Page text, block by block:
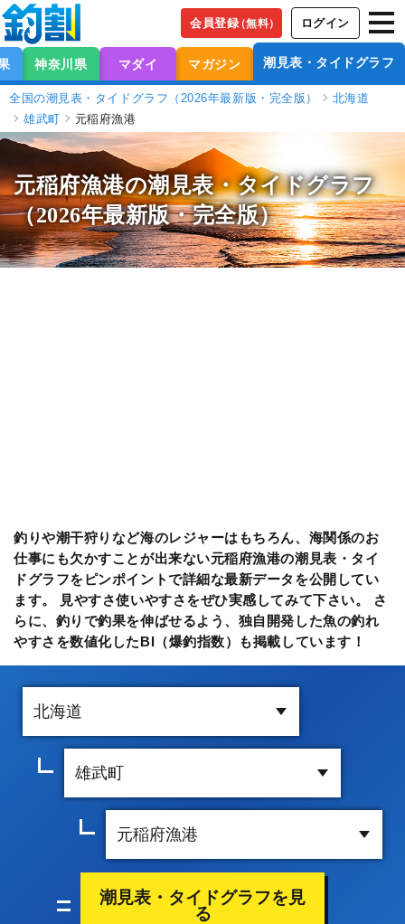
会員登録（無料） ログイン
神奈川県 マダイ マガジン 潮見表・タイドグラフ
全国の潮見表・タイドグラフ（2026年最新版・完全版）
北海道
雄武町
元稲府漁港
元稲府漁港の潮見表・タイドグラフ
（2026年最新版・完全版）
釣りや潮干狩りなど海のレジャーはもちろん、海関係のお
仕事にも欠かすことが出来ない元稲府漁港の潮見表・タイ
ドグラフをピンポイントで詳細な最新データを公開してい
ます。 見やすさ使いやすさをぜひ実感してみて下さい。 さ
らに、釣りで釣果を伸ばせるよう、独自開発した魚の釣れ
やすさを数値化したBI（爆釣指数）も掲載しています！
潮見表・タイドグラフを見
る